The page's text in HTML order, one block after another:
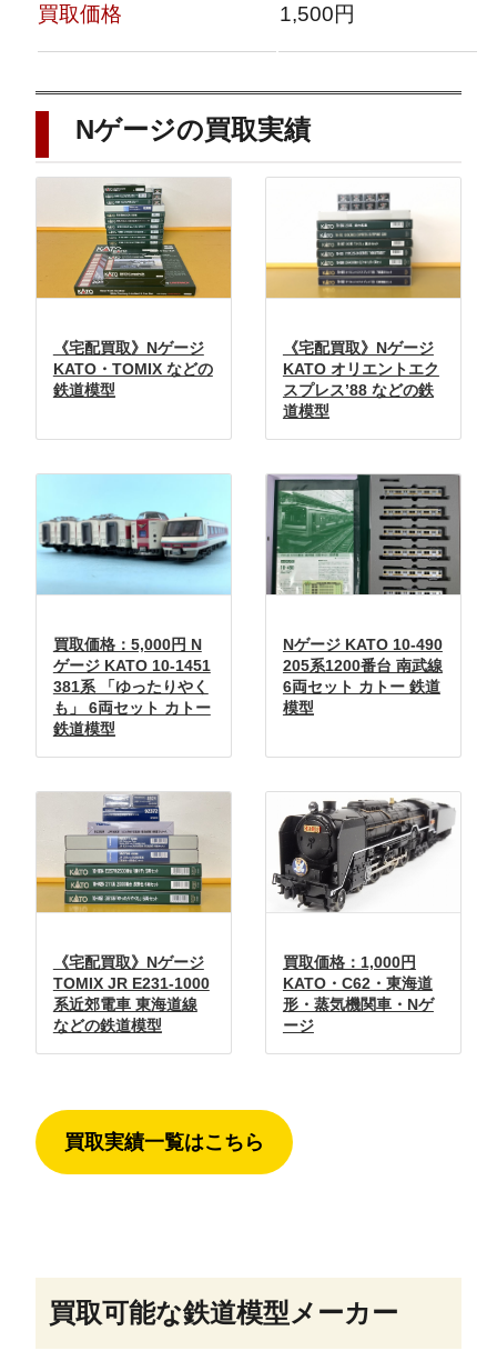
買取価格 1,500円
Nゲージの買取実績
《宅配買取》Nゲージ
KATO・TOMIX などの
鉄道模型
《宅配買取》Nゲージ
KATO オリエントエク
スプレス’88 などの鉄
道模型
買取価格：5,000円 N
ゲージ KATO 10-1451
381系 「ゆったりやく
も」 6両セット カトー
鉄道模型
Nゲージ KATO 10-490
205系1200番台 南武線
6両セット カトー 鉄道
模型
《宅配買取》Nゲージ
TOMIX JR E231-1000
系近郊電車 東海道線
などの鉄道模型
買取価格：1,000円
KATO・C62・東海道
形・蒸気機関車・Nゲ
ージ
買取実績一覧はこちら
買取可能な鉄道模型メーカー